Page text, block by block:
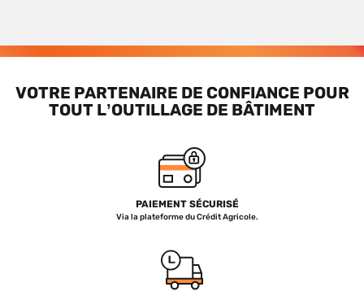
VOTRE PARTENAIRE DE CONFIANCE POUR
TOUT L’OUTILLAGE DE BÂTIMENT
PAIEMENT SÉCURISÉ
Via la plateforme du Crédit Agricole.